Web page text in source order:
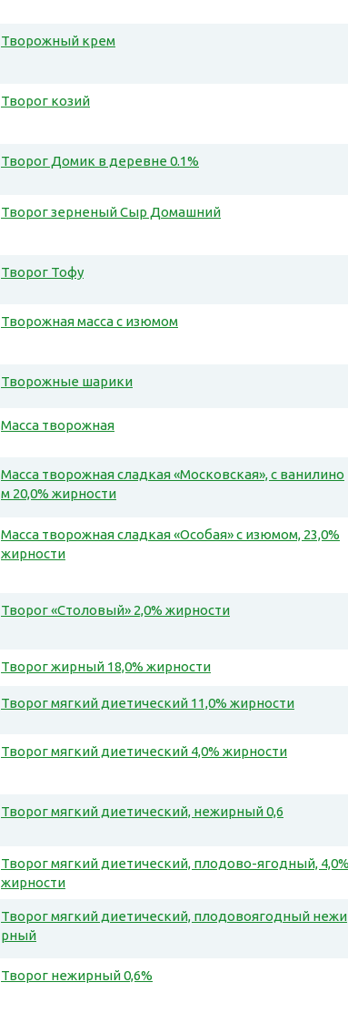
Творожный крем
Творог козий
Творог Домик в деревне 0.1%
Творог зерненый Сыр Домашний
Творог Тофу
Творожная масса с изюмом
Творожные шарики
Масса творожная
Масса творожная сладкая «Московская», с ванилино
м 20,0% жирности
Масса творожная сладкая «Особая» с изюмом, 23,0%
жирности
Творог «Столовый» 2,0% жирности
Творог жирный 18,0% жирности
Творог мягкий диетический 11,0% жирности
Творог мягкий диетический 4,0% жирности
Творог мягкий диетический, нежирный 0,6
Творог мягкий диетический, плодово-ягодный, 4,0%
жирности
Творог мягкий диетический, плодовоягодный нежи
рный
Творог нежирный 0,6%